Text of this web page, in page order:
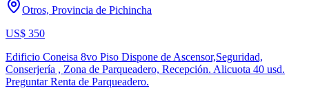
Otros, Provincia de Pichincha
US$ 350
Edificio Coneisa 8vo Piso Dispone de Ascensor,Seguridad,
Conserjería , Zona de Parqueadero, Recepción. Alicuota 40 usd.
Preguntar Renta de Parqueadero.